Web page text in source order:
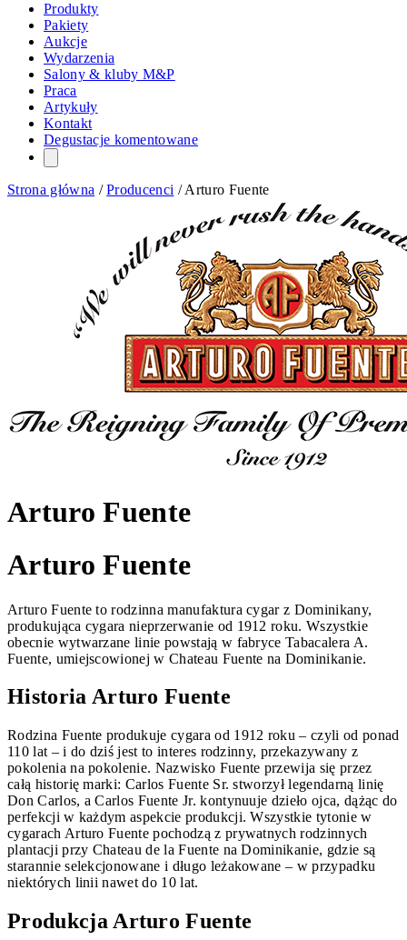
Produkty
Pakiety
Aukcje
Wydarzenia
Salony & kluby M&P
Praca
Artykuły
Kontakt
Degustacje komentowane
Strona główna /Producenci /Arturo Fuente
Arturo Fuente
Arturo Fuente
Arturo Fuente to rodzinna manufaktura cygar z Dominikany,
produkująca cygara nieprzerwanie od 1912 roku. Wszystkie
obecnie wytwarzane linie powstają w fabryce Tabacalera A.
Fuente, umiejscowionej w Chateau Fuente na Dominikanie.
Historia Arturo Fuente
Rodzina Fuente produkuje cygara od 1912 roku – czyli od ponad
110 lat – i do dziś jest to interes rodzinny, przekazywany z
pokolenia na pokolenie. Nazwisko Fuente przewija się przez
całą historię marki: Carlos Fuente Sr. stworzył legendarną linię
Don Carlos, a Carlos Fuente Jr. kontynuuje dzieło ojca, dążąc do
perfekcji w każdym aspekcie produkcji. Wszystkie tytonie w
cygarach Arturo Fuente pochodzą z prywatnych rodzinnych
plantacji przy Chateau de la Fuente na Dominikanie, gdzie są
starannie selekcjonowane i długo leżakowane – w przypadku
niektórych linii nawet do 10 lat.
Produkcja Arturo Fuente